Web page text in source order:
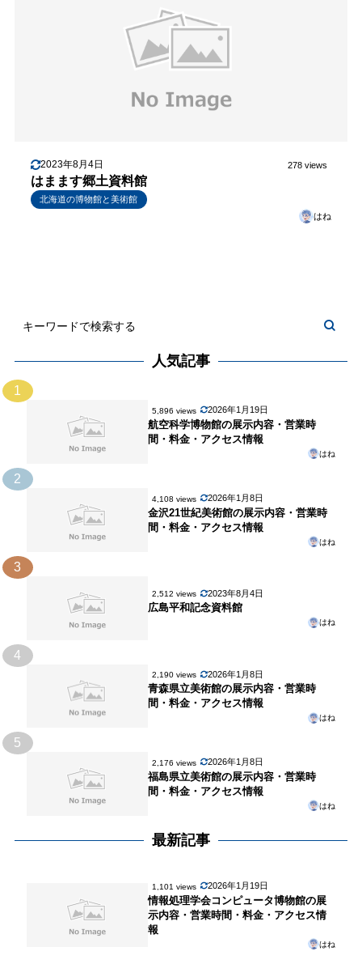
2023年8月4日 278 views
はまます郷土資料館
北海道の博物館と美術館
はね
人気記事
1
5,896 views 2026年1月19日
航空科学博物館の展示内容・営業時
間・料金・アクセス情報
はね
2
4,108 views 2026年1月8日
金沢21世紀美術館の展示内容・営業時
間・料金・アクセス情報
はね
3
2,512 views 2023年8月4日
広島平和記念資料館
はね
4
2,190 views 2026年1月8日
青森県立美術館の展示内容・営業時
間・料金・アクセス情報
はね
5
2,176 views 2026年1月8日
福島県立美術館の展示内容・営業時
間・料金・アクセス情報
はね
最新記事
1,101 views 2026年1月19日
情報処理学会コンピュータ博物館の展
示内容・営業時間・料金・アクセス情
報
はね